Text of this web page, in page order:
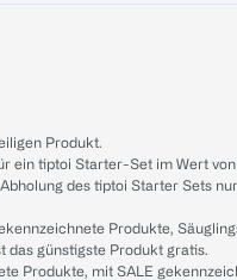
Produkt.
ein tiptoi Starter-Set im Wert
des tiptoi Starter Sets
Produkte,
das günstigste Produkt gratis.
Produkte, mit SALE